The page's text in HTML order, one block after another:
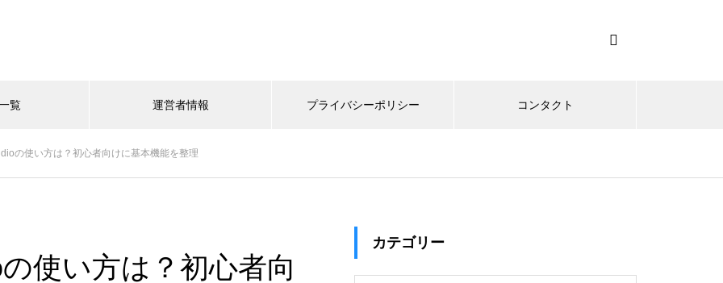
覧 運営者情報 プライバシーポリシー コンタクト
の使い方は？初心者向けに基本機能を整理
使い方は？初心者向
カテゴリー